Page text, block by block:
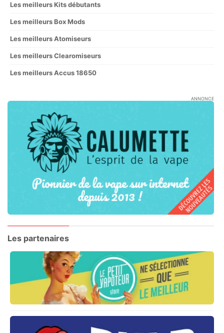
Les meilleurs Kits débutants
Les meilleurs Box Mods
Les meilleurs Atomiseurs
Les meilleurs Clearomiseurs
Les meilleurs Accus 18650
ANNONCE
Les partenaires